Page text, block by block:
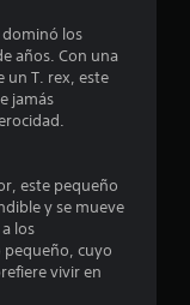
4
4
4
e
dominó los
años. Con una
un T. rex, este
jamás
este pequeño
y se mueve
los
pequeño, cuyo
vivir en